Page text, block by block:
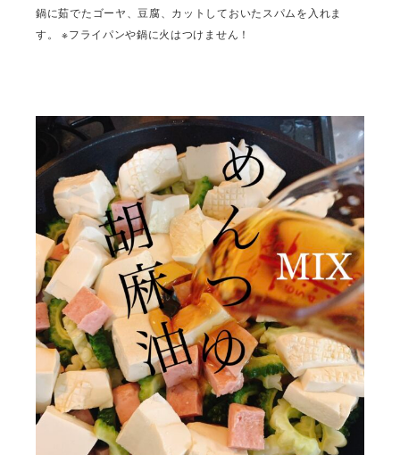
鍋に茹でたゴーヤ、豆腐、カットしておいたスパムを入れま
す。 ※フライパンや鍋に火はつけません！